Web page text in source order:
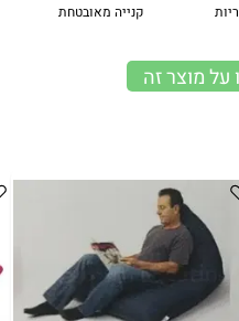
קנייה מאובטחת
מוצר זה